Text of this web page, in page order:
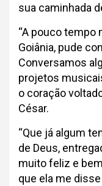
sua caminhada
“A pouco tempo
Goiânia, pude
Conversamos
projetos
o coração
César.
“Que já algum
de Deus,
muito feliz e
que ela me